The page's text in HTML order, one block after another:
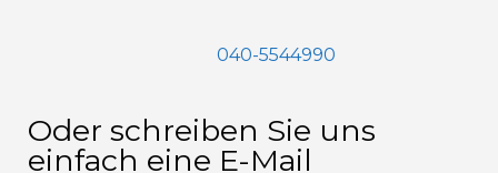
040-5544990
Oder schreiben Sie uns
einfach eine E-Mail